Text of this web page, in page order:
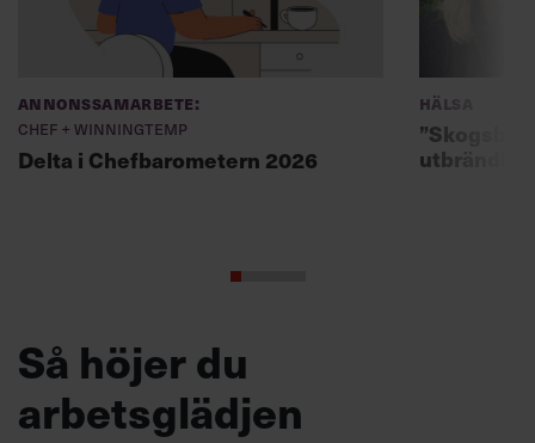
Annonssamarbete:
Chef + Winningtemp
Delta i Chefbarometern 2026
Hälsa
Så höjer du
arbetsglädjen